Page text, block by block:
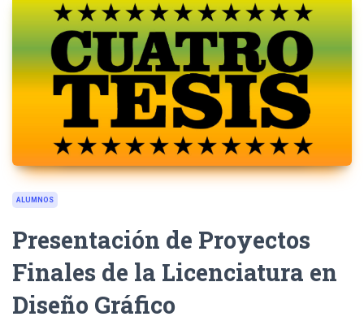
ALUMNOS
Presentación de Proyectos
Finales de la Licenciatura en
Diseño Gráfico